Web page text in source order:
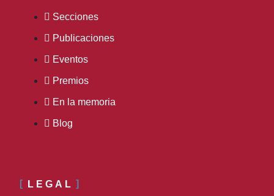
Secciones
Publicaciones
Eventos
Premios
En la memoria
Blog
LEGAL